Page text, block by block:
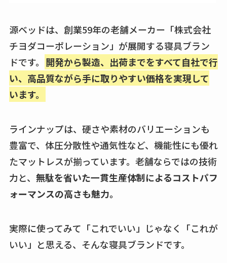
源ベッドは、創業59年の老舗メーカー「株式会社
チヨダコーポレーション」が展開する寝具ブラン
ドです。 開発から製造、出荷までをすべて自社で行
い、高品質ながら手に取りやすい価格を実現して
います。
ラインナップは、硬さや素材のバリエーションも
豊富で、体圧分散性や通気性など、機能性にも優れ
たマットレスが揃っています。老舗ならではの技術
力と、 無駄を省いた一貫生産体制によるコストパフ
ォーマンスの高さも魅力。
実際に使ってみて「これでいい」じゃなく「これが
いい」と思える、そんな寝具ブランドです。